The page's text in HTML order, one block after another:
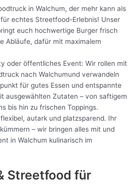
in Walchum, der mehr kann als
echtes Streetfood-Erlebnis! Unser
euch hochwertige Burger frisch
Abläufe, dafür mit maximalem
oder öffentliches Event: Wir rollen mit
nach Walchumund verwandeln
für gutes Essen und entspannte
ausgewählten Zutaten – von saftigem
bis hin zu frischen Toppings.
autark und platzsparend. Ihr
– wir bringen alles mit und
in Walchum kulinarisch im
Streetfood für